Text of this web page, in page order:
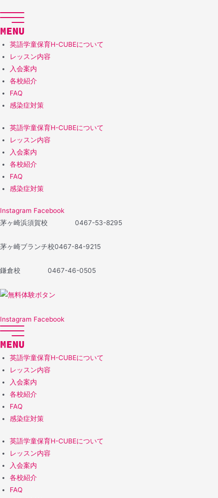
ン
テ
英語学童保育H-CUBEについて
レッスン内容
入会案内
各校紹介
FAQ
感染症対策
英語学童保育H-CUBEについて
レッスン内容
入会案内
各校紹介
FAQ
感染症対策
Instagram Facebook
茅ヶ崎浜須賀校 0467-53-8295
茅ヶ崎ブランチ校0467-84-9215
鎌倉校 0467-46-0505
Instagram Facebook
英語学童保育H-CUBEについて
レッスン内容
入会案内
各校紹介
FAQ
感染症対策
英語学童保育H-CUBEについて
レッスン内容
入会案内
各校紹介
FAQ